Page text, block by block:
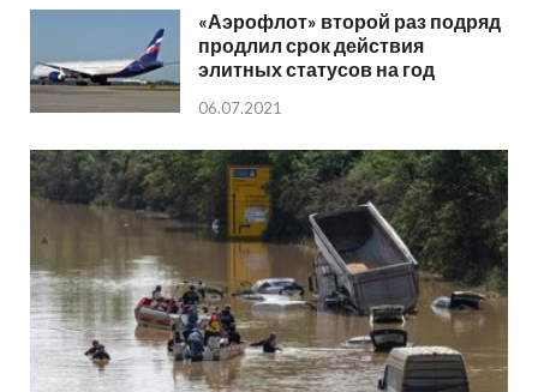
«Аэрофлот» второй раз подряд
продлил срок действия
элитных статусов на год
06.07.2021